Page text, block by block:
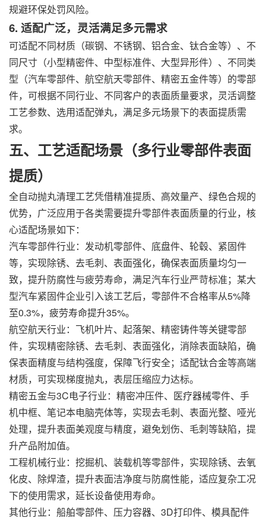
规避环保处罚风险。
6. 适配广泛，灵活满足多元需求
可适配不同材质（碳钢、不锈钢、铝合金、钛合金等）、不
同尺寸（小型精密件、中型标准件、大型异形件）、不同类
型（汽车零部件、航空航天零部件、精密五金件等）的零部
件，可根据不同行业、不同客户的表面质量要求，灵活调整
工艺参数、选用适配弹丸，满足多元场景下的表面提质需
求。
五、工艺适配场景（多行业零部件表面
提质）
全自动抛丸清理工艺凭借精准提质、高效量产、绿色合规的
优势，广泛应用于各类需要提升零部件表面质量的行业，核
心适配场景如下：
汽车零部件行业：发动机零部件、底盘件、轮毂、紧固件
等，实现除锈、去毛刺、表面强化，确保表面质量均匀一
致，提升防腐性与疲劳寿命，满足汽车行业严苛标准；某大
型汽车紧固件企业引入该工艺后，零部件不合格率从5%降
至0.3%，疲劳寿命提升35%。
航空航天行业：飞机叶片、起落架、精密铸件等关键零部
件，实现精密除锈、去毛刺、表面强化，消除表面缺陷，确
保表面精度与结构强度，保障飞行安全；适配钛合金等高端
材质，可实现梯度抛丸，表层压缩应力达标。
精密五金与3C电子行业：精密冲压件、医疗器械零件、手
机中框、笔记本电脑壳体等，实现去毛刺、表面光整、哑光
处理，提升表面美观度与精度，避免划伤、毛刺等缺陷，提
升产品附加值。
工程机械行业：挖掘机、装载机等零部件，实现除锈、去氧
化皮、除焊渣，提升表面洁净度与防腐性能，适应复杂工况
下的使用需求，延长设备使用寿命。
其他行业：船舶零部件、压力容器、3D打印件、模具配件